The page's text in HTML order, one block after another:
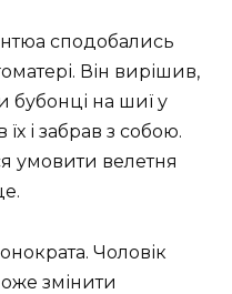
сподобались
Він вирішив,
на шиї у
і забрав з собою.
умовити велетня
Чоловік
змінити